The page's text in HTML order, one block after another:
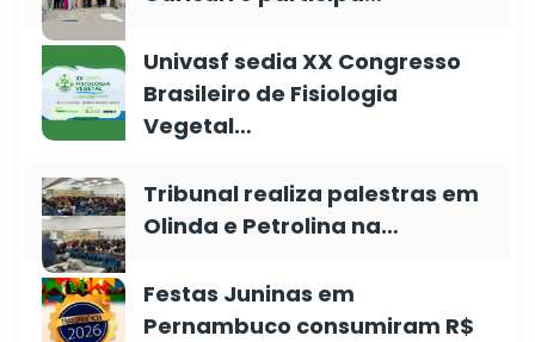
Univasf sedia XX Congresso
Brasileiro de Fisiologia
Vegetal…
Tribunal realiza palestras em
Olinda e Petrolina na…
Festas Juninas em
Pernambuco consumiram R$